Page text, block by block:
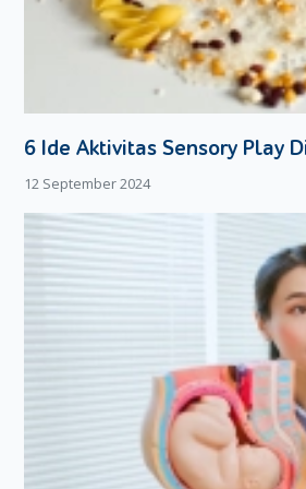
Lingkar lengan atas pada bayi
6 Ide Aktivitas Sensory Play
12 September 2024